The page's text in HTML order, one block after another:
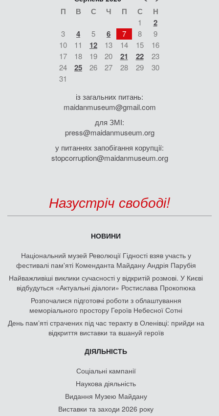
П В С Ч П С Н
1 2
3 4 5 6 7 8
9
10
11 12 13 14 15
16
17
18 19 20 21 22
23
24
25 26 27 28 29
30
31
із загальних питань:
maidanmuseum@gmail.com
для ЗМІ:
press@maidanmuseum.org
у питаннях запобігання корупції:
stopcorruption@maidanmuseum.org
Назустріч свободі!
НОВИНИ
Національний музей Революції Гідності взяв участь у
фестивалі пам'яті Коменданта Майдану Андрія Парубія
Найважливіші виклики сучасності у відкритій розмові. У Києві
відбудуться «Актуальні діалоги» Ростислава Прокопюка
Розпочалися підготовчі роботи з облаштування
меморіального простору Героїв Небесної Сотні
День памʼяті страчених під час теракту в Оленівці: прийди на
відкриття виставки та вшануй героїв
ДІЯЛЬНІСТЬ
Соціальні кампанії
Наукова діяльність
Видання Музею Майдану
Виставки та заходи 2026 року